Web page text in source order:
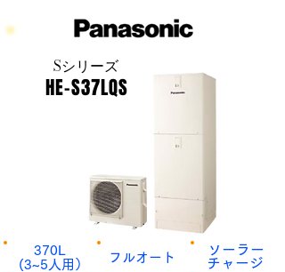
Sシリーズ​
HE-S37LQS
​370L
​(3~5人用）
​フルオート
​ソーラー
​チャージ